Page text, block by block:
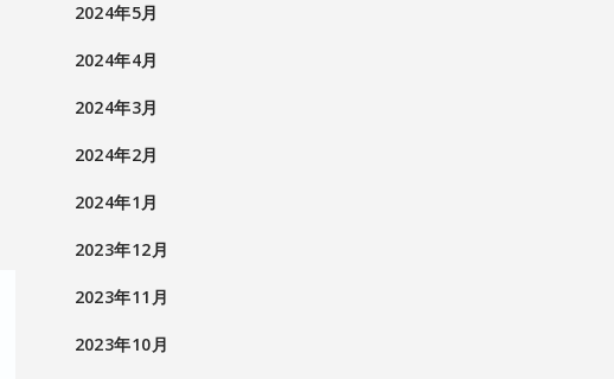
2024年5月
2024年4月
2024年3月
2024年2月
2024年1月
2023年12月
2023年11月
2023年10月